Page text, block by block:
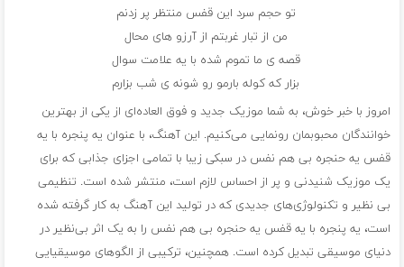
تو حجم سرد این قفس منتظر پر زدنم
من از تبار غربتم از آرزو های محال
قصه ی ما تموم شده با یه علامت سوال
بزار که کوله بارمو رو شونه ی شب بزارم
امروز با خبر خوش، به شما موزیک جدید و فوق العاده‌ای از یکی از بهترین
خوانندگان محبوبمان رونمایی می‌کنیم. این آهنگ، با عنوان یه پنجره با یه
قفس یه حنجره بی هم نفس در سبکی زیبا با تمامی اجزای جذابی که برای
یک موزیک شنیدنی و پر از احساس لازم است، منتشر شده است. تنظیمی
بی نظیر و تکنولوژی‌های جدیدی که در تولید این آهنگ به کار گرفته شده
است، یه پنجره با یه قفس یه حنجره بی هم نفس را به یک اثر بی‌نظیر در
دنیای موسیقی تبدیل کرده است. همچنین، ترکیبی از الگوهای موسیقیایی